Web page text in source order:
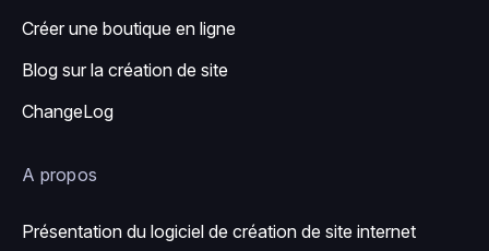
Créer une boutique en ligne
Blog sur la création de site
ChangeLog
A propos
Présentation du logiciel de création de site internet